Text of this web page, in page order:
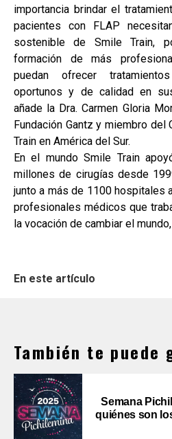
importancia brindar el
pacientes con FLAP
sostenible de Smile Train,
formación de más
puedan ofrecer
oportunos y de calidad en
añade la Dra. Carmen Gloria
Fundación Gantz y miembro
Train en América del Sur.
En el mundo Smile Train
millones de cirugías desde
junto a más de 1100 hospitales
profesionales médicos que
la vocación de cambiar el
En este artículo
También te puede
Semana
quiénes son